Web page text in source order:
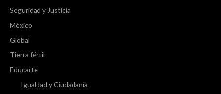
Seguridad y Justicia
México
Global
Tierra fértil
Educarte
Igualdad y Ciudadanía